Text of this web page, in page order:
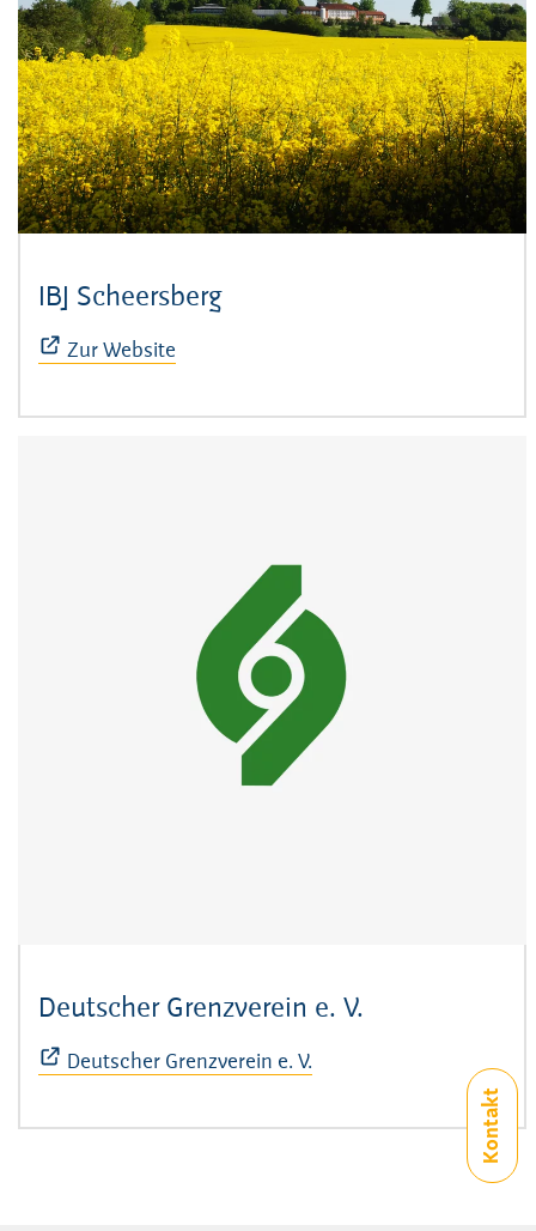
IBJ Scheersberg
Zur Website
Deutscher Grenzverein e. V.
Deutscher Grenzverein e. V.